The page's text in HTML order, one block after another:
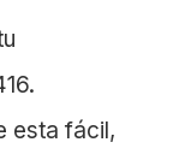
esta fácil,